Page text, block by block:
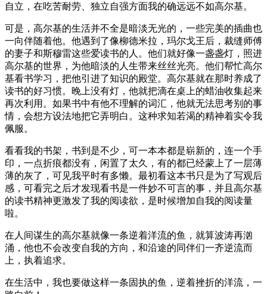
自立，在吃苦耐劳、独立自强方面我的确远远不如高尔基。
可是，高尔基的生活并不全是暗淡无光的，一些完美的插曲也
一向伴随着他。他遇到了像柳德米拉，玛尔戈王后，裁缝师傅
的妻子和斯穆雷这些爱读书的人。他们就好像一盏盏灯，照进
高尔基的世界，为他暗淡的人生带来丝丝光亮。他们帮忙高尔
基看书学习，把他引进了知识的殿堂。高尔基就在那时养成了
读书的好习惯。晚上没有灯，他就把滴在桌上的蜡油收集起来
再次利用。如果书中有他不理解的词汇，他就无法思考别的事
情，会想方设法地把它弄明白。这种求知若渴的精神着实令我
佩服。
看看我的书架，书到是不少，可一本本都是崭新的，连一个手
印，一点折痕都没有，闲置了太久，有的都已经蒙上了一层薄
薄的灰了，可见我平时有多懒。最初看这本书只是为了写观后
感，可看完之后才发现看书是一件妙不可言的事，并且高尔基
的读书精神更激发了我的阅读欲，是时候增加自我的阅读量
啦。
在人间谋生的高尔基就像一条逆着洋流的鱼，就算波涛再汹
涌，他也不会改变自我的方向，和沿途的同伴们一齐逆流而
上，执着追求。
在生活中，我也要做这样一条固执的鱼，逆着挫折的洋流，一